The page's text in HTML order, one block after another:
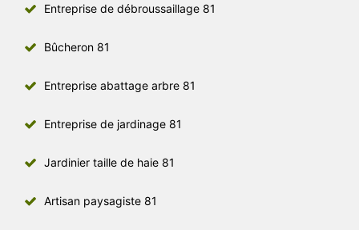
Entreprise de débroussaillage 81
Bûcheron 81
Entreprise abattage arbre 81
Entreprise de jardinage 81
Jardinier taille de haie 81
Artisan paysagiste 81